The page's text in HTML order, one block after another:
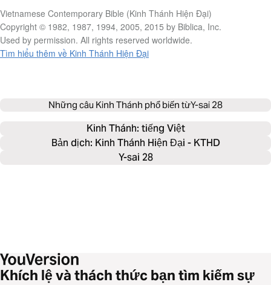
Vietnamese Contemporary Bible (Kinh Thánh Hiện Đại)
Copyright © 1982, 1987, 1994, 2005, 2015 by Biblica, Inc.
Used by permission. All rights reserved worldwide.
Tìm hiểu thêm về Kinh Thánh Hiện Đại
Những câu Kinh Thánh phổ biến từY-sai 28
Kinh Thánh: tiếng Việt
Bản dịch: Kinh Thánh Hiện Đại - KTHD
Y-sai 28
Khích lệ và thách thức bạn tìm kiếm sự